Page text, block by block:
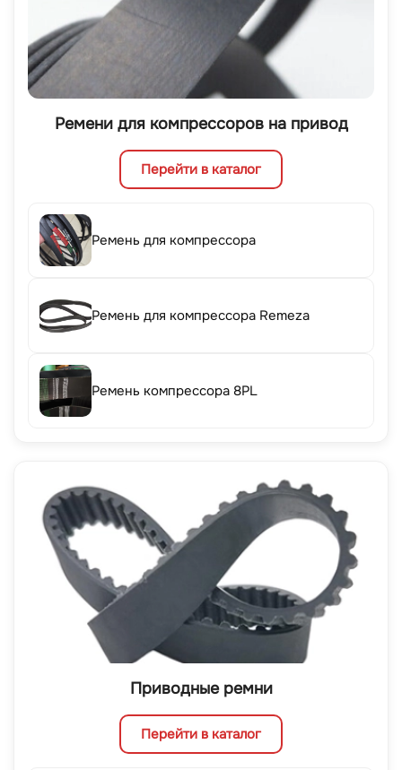
Ремени для компрессоров на привод
Перейти в каталог
Ремень для компрессора
Ремень для компрессора Remeza
Ремень компрессора 8PL
Приводные ремни
Перейти в каталог